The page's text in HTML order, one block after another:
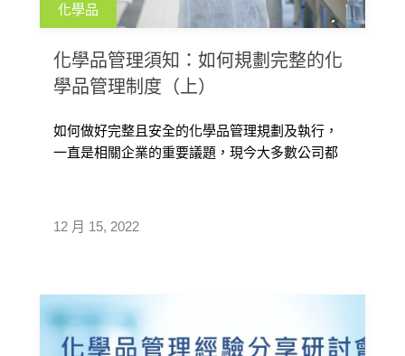
化學品
化學品管理須知：如何規劃完整的化
學品管理制度（上）
12 月 15, 2022
如何做好完整且安全的化學品管理規劃及執行，
一直是相關企業的重要議題，現今大多數公司都
在此就分為P：建立化學品資料、D：預防危害、
化學品資料，重點包含資料收集、法規符合、儲
存考量、防護設計、緊急應變。